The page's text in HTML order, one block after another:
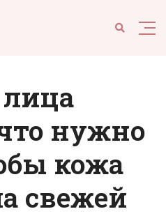
нужно
кожа
свежей